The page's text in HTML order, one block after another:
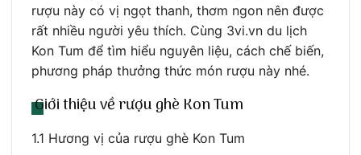
rượu này có vị ngọt thanh, thơm ngon nên được
rất nhiều người yêu thích. Cùng 3vi.vn du lịch
Kon Tum để tìm hiểu nguyên liệu, cách chế biến,
phương pháp thưởng thức món rượu này nhé.
Giới thiệu về rượu ghè Kon Tum
1.1 Hương vị của rượu ghè Kon Tum